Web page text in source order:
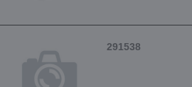
291538